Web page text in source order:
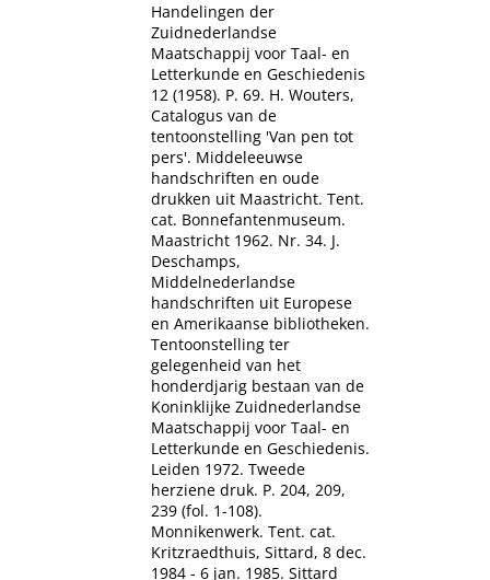
Handelingen der
Zuidnederlandse
Maatschappij voor Taal- en
Letterkunde en Geschiedenis
12 (1958). P. 69. H. Wouters,
Catalogus van de
tentoonstelling 'Van pen tot
pers'. Middeleeuwse
handschriften en oude
drukken uit Maastricht. Tent.
cat. Bonnefantenmuseum.
Maastricht 1962. Nr. 34. J.
Deschamps,
Middelnederlandse
handschriften uit Europese
en Amerikaanse bibliotheken.
Tentoonstelling ter
gelegenheid van het
honderdjarig bestaan van de
Koninklijke Zuidnederlandse
Maatschappij voor Taal- en
Letterkunde en Geschiedenis.
Leiden 1972. Tweede
herziene druk. P. 204, 209,
239 (fol. 1-108).
Monnikenwerk. Tent. cat.
Kritzraedthuis, Sittard, 8 dec.
1984 - 6 jan. 1985. Sittard